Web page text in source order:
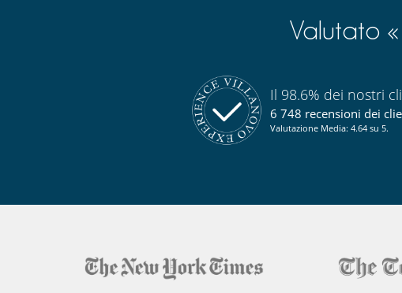
Valutato «
Il 98.6% dei nostri
6 748 recensioni dei
Valutazione Media: 4.64 su 5.